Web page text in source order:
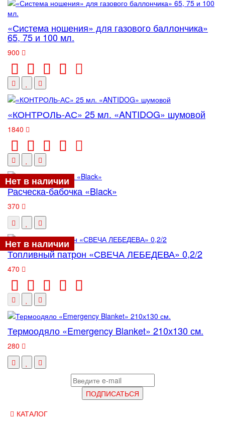
«Система ношения» для газового баллончика»
65, 75 и 100 мл.
900
«КОНТРОЛЬ-АС» 25 мл. «ANTIDOG» шумовой
1840
Нет в наличии
Расческа-бабочка «Black»
370
Нет в наличии
Топливный патрон «СВЕЧА ЛЕБЕДЕВА» 0,2/2
470
Термоодяло «Emergency Blanket» 210х130 см.
280
КАТАЛОГ